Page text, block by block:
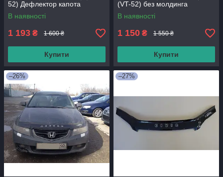
52) Дефлектор капота
накладка
В наявності
1 193 ₴ 1 600 ₴
Купити
(VT-52) без молдинга
Дефлектор капота накладка
В наявності
1 150 ₴ 1 550 ₴
Купити
–26% –27%